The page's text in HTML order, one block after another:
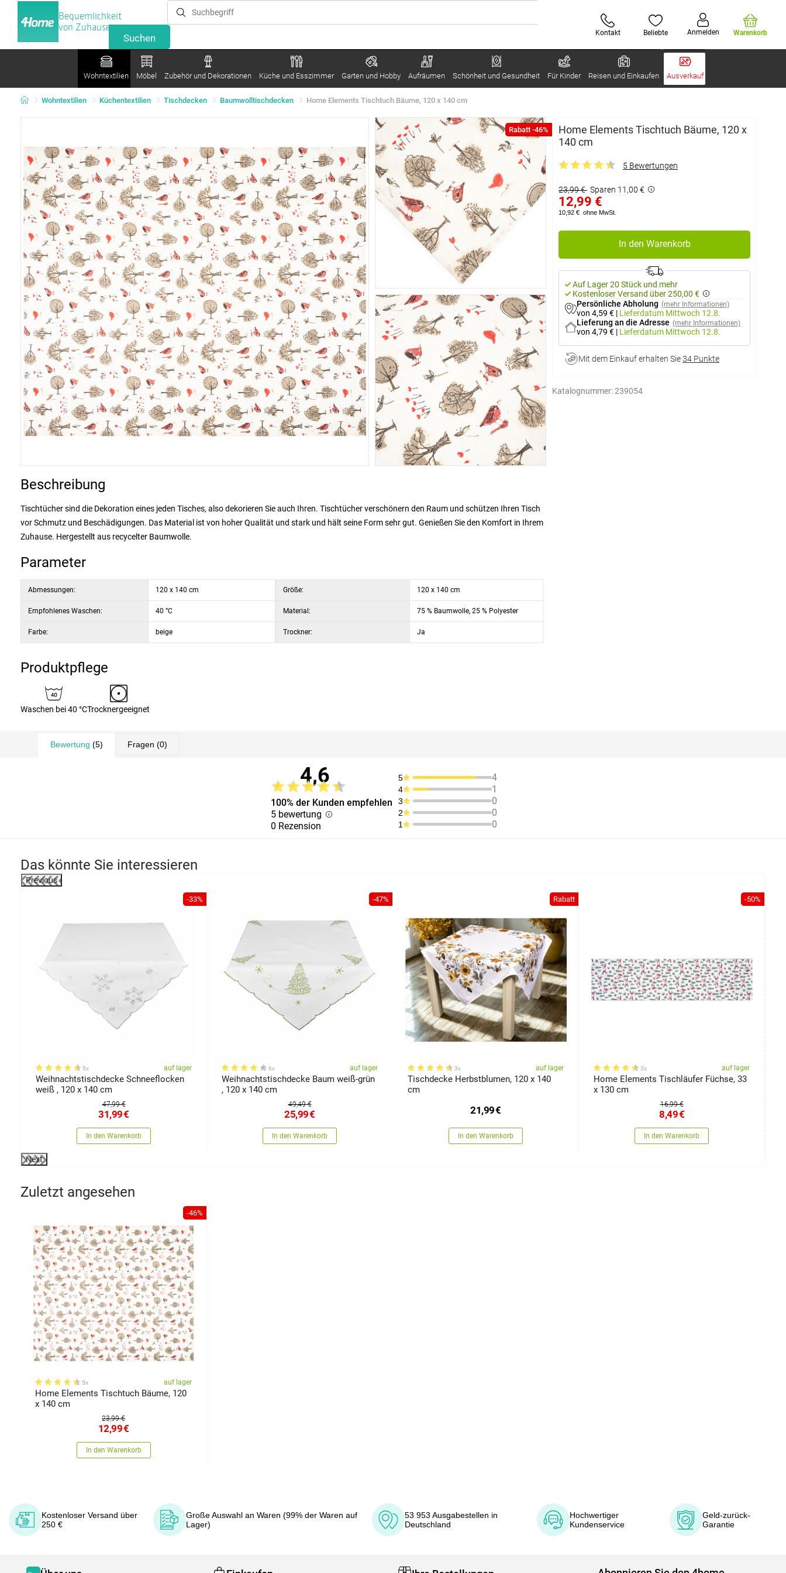
Bequemlichkeit
von Zuhause
Kontakt Beliebte Anmelden Warenkorb
Wohntextilien Möbel Zubehör und Dekorationen Küche und Esszimmer Garten und Hobby Aufräumen Schönheit und Gesundheit Für Kinder Reisen und Einkaufen Ausverkauf
Wohntextilien Küchentextilien Tischdecken Baumwolltischdecken Home Elements Tischtuch Bäume, 120 x 140 cm
Rabatt -46%
Home Elements Tischtuch Bäume, 120 x
140 cm
5 Bewertungen
23,99 € Sparen 11,00 €
12,99 €
10,92 € ohne MwSt.
In den Warenkorb
Auf Lager 20 Stück und mehr
Kostenloser Versand über 250,00 €
Persönliche Abholung (mehr Informationen)
von 4,59 € | Lieferdatum Mittwoch 12.8.
Lieferung an die Adresse (mehr Informationen)
von 4,79 € | Lieferdatum Mittwoch 12.8.
Mit dem Einkauf erhalten Sie34 Punkte
Katalognummer:239054
Beschreibung
Tischtücher sind die Dekoration eines jeden Tisches, also dekorieren Sie auch Ihren. Tischtücher verschönern den Raum und schützen Ihren Tisch
vor Schmutz und Beschädigungen. Das Material ist von hoher Qualität und stark und hält seine Form sehr gut. Genießen Sie den Komfort in Ihrem
Zuhause. Hergestellt aus recycelter Baumwolle.
Parameter
Abmessungen: 120 x 140 cm
Empfohlenes Waschen: 40 °C
Farbe: beige
Größe: 120 x 140 cm
Material: 75 % Baumwolle, 25 % Polyester
Trockner: Ja
Produktpflege
Waschen bei 40 °CTrocknergeeignet
Bewertung (5) Fragen (0)
4,6
100% der Kunden empfehlen
5 bewertung
0 Rezension
5 4
4 1
3 0
2 0
1 0
Das könnte Sie interessieren
Previous
-33%
5x auf lager
Weihnachtstischdecke Schneeflocken
weiß , 120 x 140 cm
47,99 €
31,99€
In den Warenkorb
-47%
6x auf lager
Weihnachtstischdecke Baum weiß-grün
, 120 x 140 cm
49,49 €
25,99€
In den Warenkorb
Rabatt
3x auf lager
Tischdecke Herbstblumen, 120 x 140
cm
21,99€
In den Warenkorb
-50%
3x auf lager
Home Elements Tischläufer Füchse, 33
x 130 cm
16,99 €
8,49€
In den Warenkorb
Next
Zuletzt angesehen
-46%
5x auf lager
Home Elements Tischtuch Bäume, 120
x 140 cm
23,99 €
12,99€
In den Warenkorb
Kostenloser Versand über
250 €
Große Auswahl an Waren (99% der Waren auf
Lager)
53 953 Ausgabestellen in
Deutschland
Hochwertiger
Kundenservice
Geld-zurück-
Garantie